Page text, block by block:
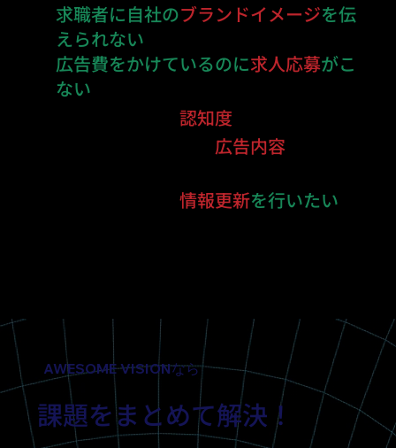
求職者に自社のブランドイメージを伝
えられない
広告費をかけているのに求人応募がこ
ない
認知度
広告内容を変更し
情報更新を行いたい
課題をまとめて解決！
AWESOME VISIONなら